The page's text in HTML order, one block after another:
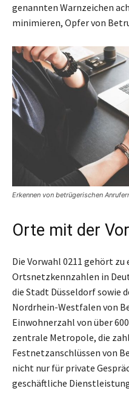
genannten Warnzeichen
minimieren, Opfer von
Erkennen von betrügerischen
Orte mit der
Die Vorwahl 0211 gehört
Ortsnetzkennzahlen in
die Stadt Düsseldorf sowie
Nordrhein-Westfalen von
Einwohnerzahl von über
zentrale Metropole, die
Festnetzanschlüssen von
nicht nur für private
geschäftliche